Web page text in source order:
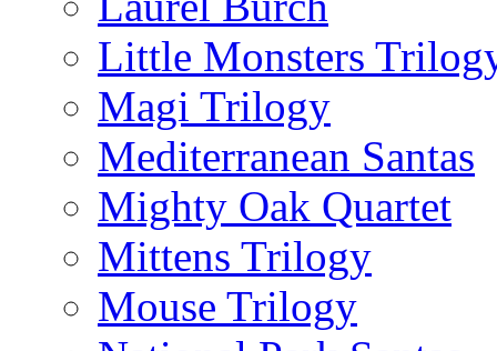
Little Monsters
Magi Trilogy
Mediterranean Santas
Mighty Oak Quartet
Mittens Trilogy
Mouse Trilogy